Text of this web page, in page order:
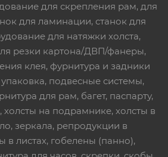
для скрепления рам, для
для ламинации, станок для
для натяжки холста,
резки картона/ДВП/фанеры,
клея, фурнитура и задники
подвесные системы,
для рам, багет, паспарту,
холсты на подрамнике, холсты в
зеркала, репродукции в
в листах, гобелены (панно),